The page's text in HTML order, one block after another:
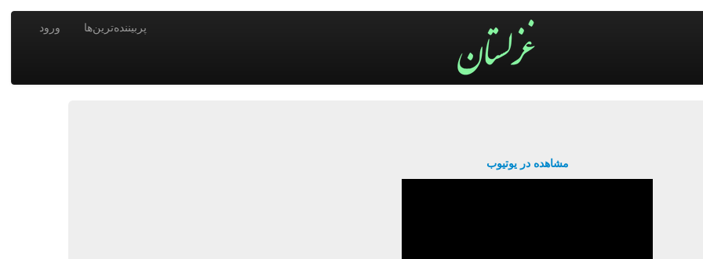
پربیننده‌ترین‌ها ورود
مشاهده در یوتیوب